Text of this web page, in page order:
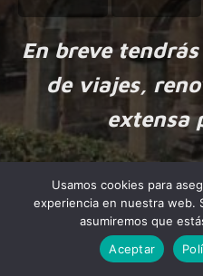
En breve
de viajes,
extensa
Made by
Usamos cookies para
experiencia en nuestra web.
asumiremos que
Aceptar